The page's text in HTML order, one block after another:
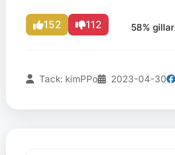
152 112 58% gillar
Tack: kimPPo 2023-04-30